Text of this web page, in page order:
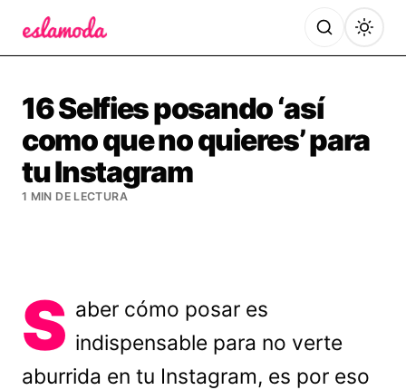
16 Selfies posando ‘así
como que no quieres’ para
tu Instagram
1 MIN DE LECTURA
S aber cómo posar es
indispensable para no verte
aburrida en tu Instagram, es por eso